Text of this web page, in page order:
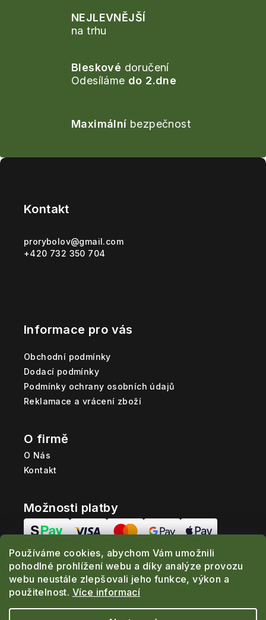
Používáme cookies, abychom Vám umožnili
pohodlné prohlížení webu a díky analýze provozu
webu neustále zlepšovali jeho funkce, výkon a
použitelnost. Více informací
NEJLEVNĚJŠÍ
na trhu
Bleskové doručení
Odesíláme do 2.dne
Maximální bezpečnost
Kontakt
prorybolov@gmail.com
+420 732 350 704
Informace pro vás
Obchodní podmínky
Dodací podmínky
Podmínky ochrany osobních údajů
Reklamace a vrácení zboží
O firmě
O Nás
Kontakt
Možnosti platby
Možnosti dopravy